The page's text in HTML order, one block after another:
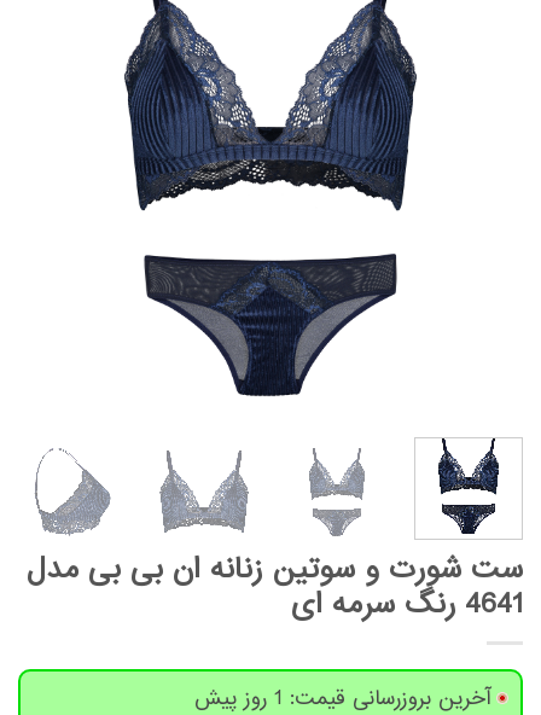
ست شورت و سوتین زنانه ان بی بی مدل
4641 رنگ سرمه ای
آخرین بروزرسانی قیمت: 1 روز پیش